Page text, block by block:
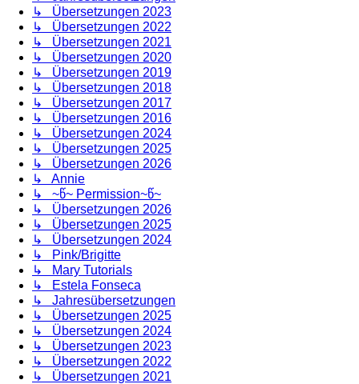
↳ Übersetzungen 2023
↳ Übersetzungen 2022
↳ Übersetzungen 2021
↳ Übersetzungen 2020
↳ Übersetzungen 2019
↳ Übersetzungen 2018
↳ Übersetzungen 2017
↳ Übersetzungen 2016
↳ Übersetzungen 2024
↳ Übersetzungen 2025
↳ Übersetzungen 2026
↳ Annie
↳ ~წ~ Permission~წ~
↳ Übersetzungen 2026
↳ Übersetzungen 2025
↳ Übersetzungen 2024
↳ Pink/Brigitte
↳ Mary Tutorials
↳ Estela Fonseca
↳ Jahresübersetzungen
↳ Übersetzungen 2025
↳ Übersetzungen 2024
↳ Übersetzungen 2023
↳ Übersetzungen 2022
↳ Übersetzungen 2021